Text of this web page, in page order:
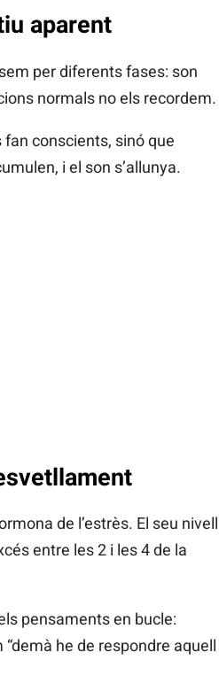
aparent
per diferents fases: son
normals no els recordem.
conscients, sinó que
i el son s’allunya.
de l’estrès. El seu nivell
entre les 2 i les 4 de la
pensaments en bucle:
he de respondre aquell